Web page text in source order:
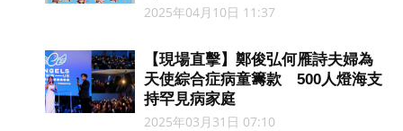
2025年04月10日 11:37
【現場直擊】鄭俊弘何雁詩夫婦為
天使綜合症病童籌款 500人燈海支
持罕見病家庭
2025年03月31日 07:10